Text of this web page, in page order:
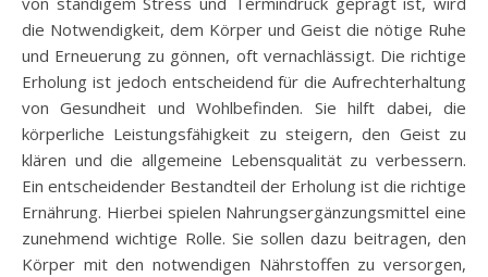
die Notwendigkeit, dem Körper und Geist die nötige Ruhe
und Erneuerung zu gönnen, oft vernachlässigt. Die richtige
Erholung ist jedoch entscheidend für die Aufrechterhaltung
von Gesundheit und Wohlbefinden. Sie hilft dabei, die
körperliche Leistungsfähigkeit zu steigern, den Geist zu
klären und die allgemeine Lebensqualität zu verbessern.
Ein entscheidender Bestandteil der Erholung ist die richtige
Ernährung. Hierbei spielen Nahrungsergänzungsmittel eine
zunehmend wichtige Rolle. Sie sollen dazu beitragen, den
Körper mit den notwendigen Nährstoffen zu versorgen,